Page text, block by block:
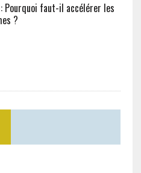
: Pourquoi faut-il accélérer les
?